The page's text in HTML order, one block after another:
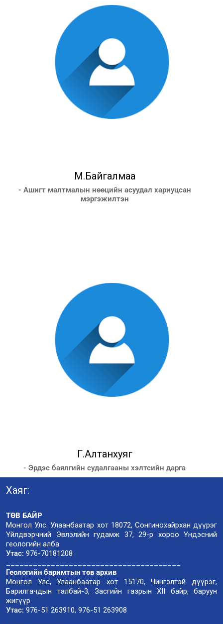
М.Байгалмаа
- Ашигт малтмалын нөөцийн асуудал хариуцсан
мэргэжилтэн
Г.Алтанхуяг
- Эрдэс баялгийн судалгааны хэлтсийн дарга
Хаяг:
ТӨВ БАЙР
Монгол Улс. Улаанбаатар хот 18072, Сонгинохайрхан дүүрэг
Үйлдвэрчний Эвлэлийн гудамж 37, 29-р хороо Үндэсний
геологийн алба
Утас: 976-70181208
Геологийн баримтын төв архив
Монгол Улс, Улаанбаатар хот 15170, Чингэлтэй дүүрэг,
Барилгачдын талбай-3, Засгийн газрын XII байр, баруун
жигүүр
Утас: 976-51 263910, 976-51 263908